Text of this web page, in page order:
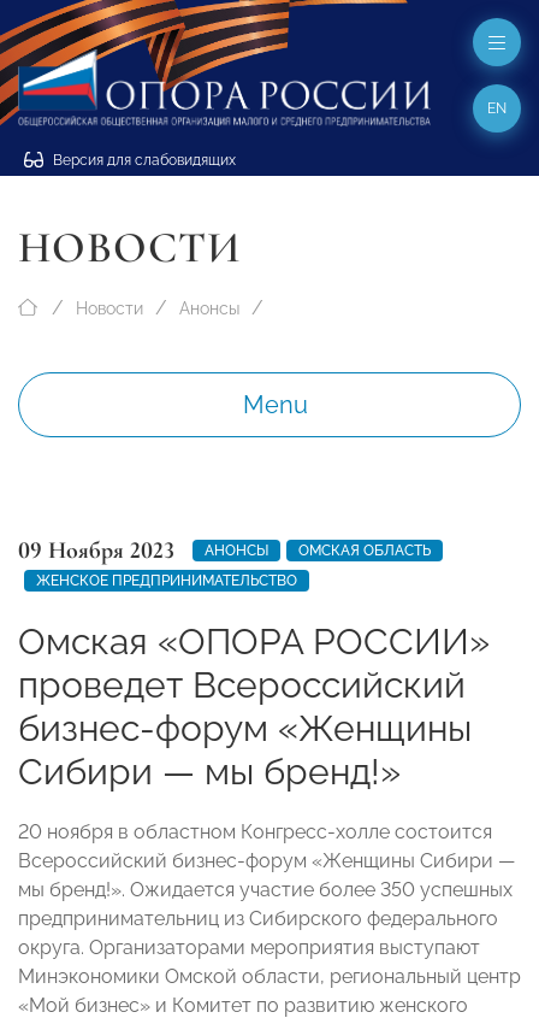
Версия для слабовидящих
EN
НОВОСТИ
Новости Анонсы
Menu
09 Ноября 2023 АНОНСЫ
ОМСКАЯ ОБЛАСТЬ
ЖЕНСКОЕ ПРЕДПРИНИМАТЕЛЬСТВО
Омская «ОПОРА РОССИИ»
проведет Всероссийский
бизнес-форум «Женщины
Сибири — мы бренд!»
20 ноября в областном Конгресс-холле состоится
Всероссийский бизнес-форум «Женщины Сибири —
мы бренд!». Ожидается участие более 350 успешных
предпринимательниц из Сибирского федерального
округа. Организаторами мероприятия выступают
Минэкономики Омской области, региональный центр
«Мой бизнес» и Комитет по развитию женского